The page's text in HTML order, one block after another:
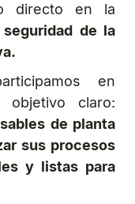
directo en la
de la
en
claro:
de planta
sus procesos
y listas para